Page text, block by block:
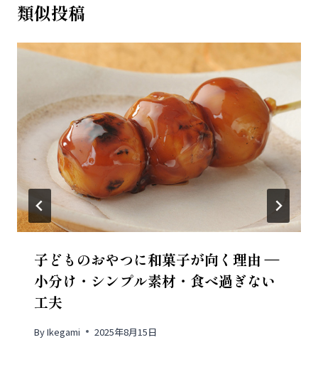
ョ
ン
類似投稿
子どものおやつに和菓子が向く理由 ―
小分け・シンプル素材・食べ過ぎない
工夫
ByIkegami 2025年8月15日